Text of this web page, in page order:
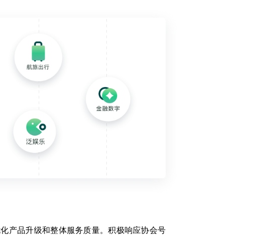
产品升级和整体服务质量。积极响应协会号